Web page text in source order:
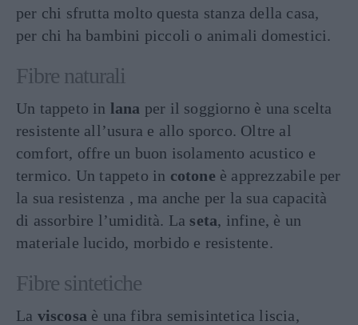
per chi sfrutta molto questa stanza della casa,
per chi ha bambini piccoli o animali domestici.
Fibre naturali
Un tappeto in lana per il soggiorno è una scelta
resistente all’usura e allo sporco. Oltre al
comfort, offre un buon isolamento acustico e
termico. Un tappeto in cotone è apprezzabile per
la sua resistenza , ma anche per la sua capacità
di assorbire l’umidità. La seta, infine, è un
materiale lucido, morbido e resistente.
Fibre sintetiche
La viscosa è una fibra semisintetica liscia,